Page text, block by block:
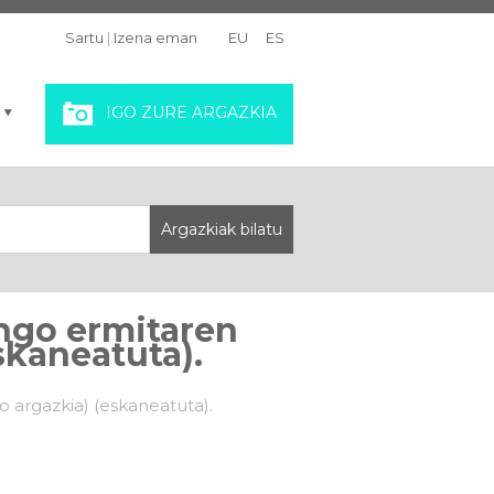
Sartu | Izena eman EU ES
IGO ZURE ARGAZKIA
ermitaren